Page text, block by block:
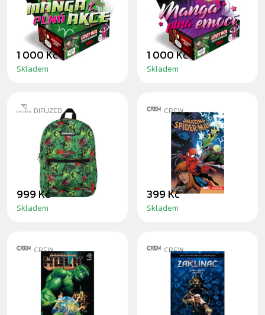
PLNÁ AKCE
1 000 Kč
Skladem
PLNÁ EMOCÍ
1 000 Kč
Skladem
DIFUZED
MINECRAFT TNT
BATOH
999 Kč
Skladem
CREW
KOMIKS AMAZING
SPIDER-MAN 6: V
ZÁKULIÍ
399 Kč
Skladem
CREW
KOMIKS
IMMORTAL HULK
5: NIČITEL SVĚTŮ
CREW
KOMIKS
ZAKLÍNAČ: ZRNKO
PRAVDY / MENŠÍ